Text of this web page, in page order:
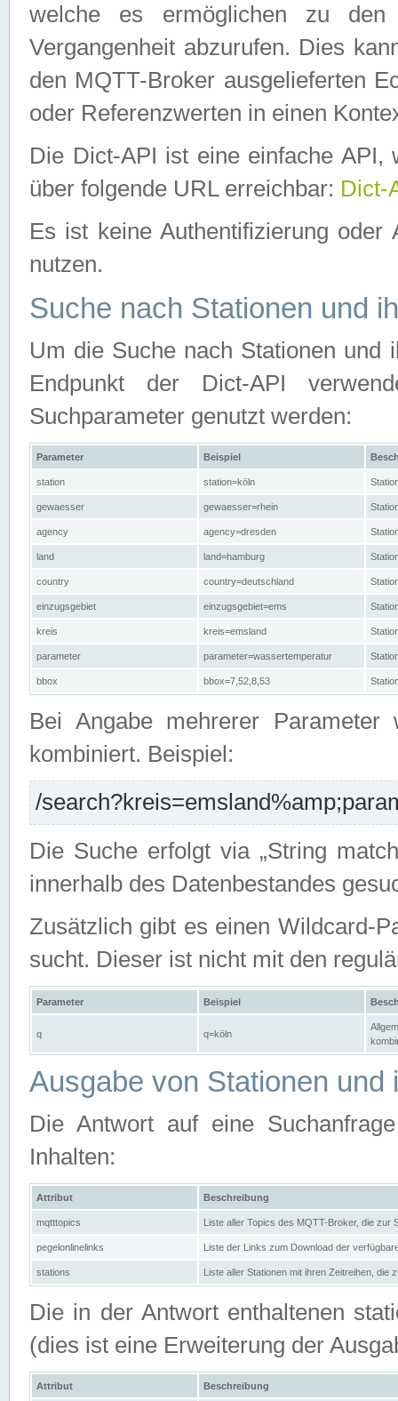
welche es ermöglichen zu den
Vergangenheit abzurufen. Dies
den MQTT-Broker ausgelieferten
oder Referenzwerten in einen
Die Dict-API ist eine einfache API,
über folgende URL erreichbar: Dict-
Es ist keine Authentifizierung
nutzen.
Suche nach Stationen und
Um die Suche nach Stationen und
Endpunkt der Dict-API
Suchparameter genutzt werden:
Parameter Beispiel
station station=köln
gewaesser gewaesser=rhein
agency agency=dresden
land land=hamburg
country country=deutschland
einzugsgebiet einzugsgebiet=ems
kreis kreis=emsland
parameter parameter=wassertemperatur
bbox bbox=7,52,8,53
Bei Angabe mehrerer Parameter
kombiniert. Beispiel:
/
Die Suche erfolgt via „String
innerhalb des Datenbestandes
Zusätzlich gibt es einen Wildcard-
sucht. Dieser ist nicht mit den
Parameter Beispiel
q q=köln
Ausgabe von Stationen und
Die Antwort auf eine
Inhalten:
Attribut Beschreibung
mqtttopics Liste aller Topics des MQTT-Broker, die zur
pegelonlinelinks Liste der Links zum Download der
stations Liste aller Stationen mit ihren Zeitreihen, die
Die in der Antwort enthaltenen
(dies ist eine Erweiterung der
Attribut Beschreibung